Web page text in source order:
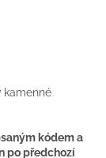
kamenné
kódem a
po předchozí